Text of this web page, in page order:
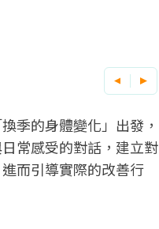
季的身體變化」出發，
常感受的對話，建立對
而引導實際的改善行